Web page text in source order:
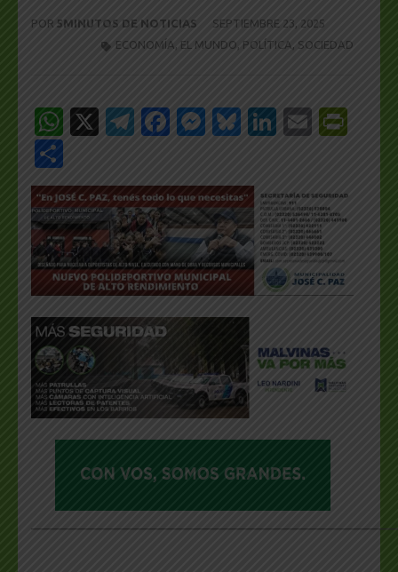
POR 5MINUTOS DE NOTICIAS
SEPTIEMBRE 23, 2025
ECONOMÍA
EL MUNDO POLÍTICA , SOCIEDAD
WhatsApp
X Telegram
Facebook
Messenger
Bluesky
LinkedIn
Email